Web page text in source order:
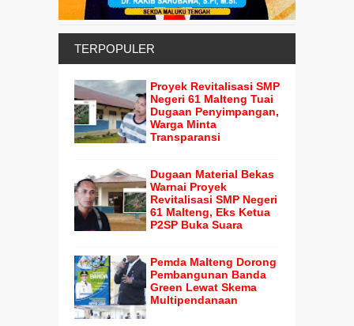
TERPOPULER
Proyek Revitalisasi SMP
Negeri 61 Malteng Tuai
Dugaan Penyimpangan,
Warga Minta
Transparansi
Dugaan Material Bekas
Warnai Proyek
Revitalisasi SMP Negeri
61 Malteng, Eks Ketua
P2SP Buka Suara
Pemda Malteng Dorong
Pembangunan Banda
Green Lewat Skema
Multipendanaan